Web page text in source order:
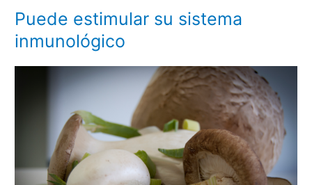
Puede estimular su sistema
inmunológico